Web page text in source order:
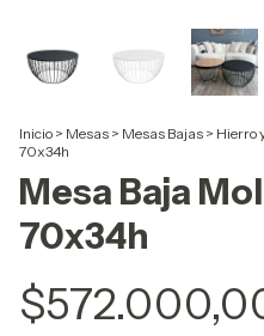
Inicio > Mesas > Mesas Bajas > Hierro
70x34h
Mesa Baja
70x34h